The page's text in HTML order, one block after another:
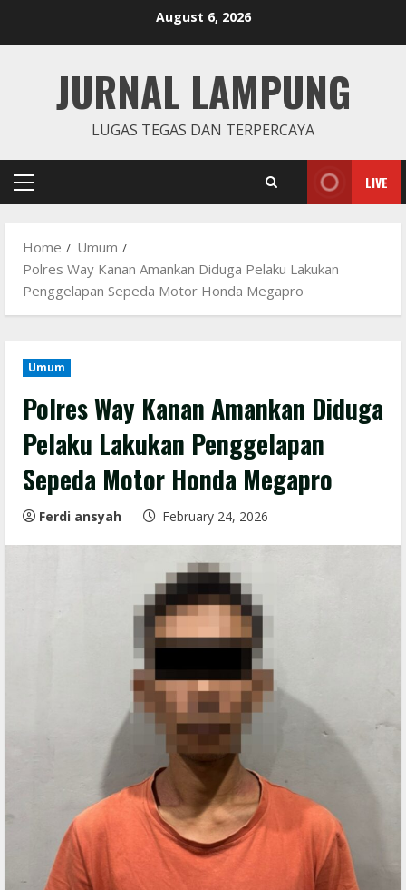
August 6, 2026
JURNAL LAMPUNG
LUGAS TEGAS DAN TERPERCAYA
Primary
LIVE
Home
Umum
Polres Way Kanan Amankan Diduga Pelaku Lakukan
Penggelapan Sepeda Motor Honda Megapro
Umum
Polres Way Kanan Amankan Diduga
Pelaku Lakukan Penggelapan
Sepeda Motor Honda Megapro
Ferdi ansyah February 24, 2026